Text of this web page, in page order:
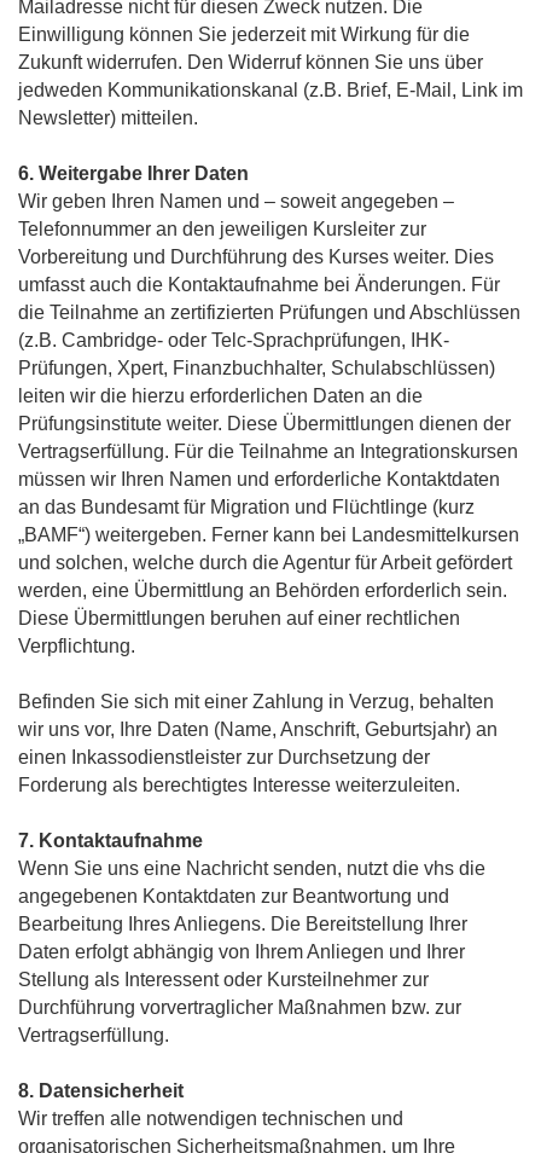
Mailadresse nicht für diesen Zweck nutzen. Die
Einwilligung können Sie jederzeit mit Wirkung für die
Zukunft widerrufen. Den Widerruf können Sie uns über
jedweden Kommunikationskanal (z.B. Brief, E-Mail, Link im
Newsletter) mitteilen.
6. Weitergabe Ihrer Daten
Wir geben Ihren Namen und – soweit angegeben –
Telefonnummer an den jeweiligen Kursleiter zur
Vorbereitung und Durchführung des Kurses weiter. Dies
umfasst auch die Kontaktaufnahme bei Änderungen. Für
die Teilnahme an zertifizierten Prüfungen und Abschlüssen
(z.B. Cambridge- oder Telc-Sprachprüfungen, IHK-
Prüfungen, Xpert, Finanzbuchhalter, Schulabschlüssen)
leiten wir die hierzu erforderlichen Daten an die
Prüfungsinstitute weiter. Diese Übermittlungen dienen der
Vertragserfüllung. Für die Teilnahme an Integrationskursen
müssen wir Ihren Namen und erforderliche Kontaktdaten
an das Bundesamt für Migration und Flüchtlinge (kurz
„BAMF“) weitergeben. Ferner kann bei Landesmittelkursen
und solchen, welche durch die Agentur für Arbeit gefördert
werden, eine Übermittlung an Behörden erforderlich sein.
Diese Übermittlungen beruhen auf einer rechtlichen
Verpflichtung.
Befinden Sie sich mit einer Zahlung in Verzug, behalten
wir uns vor, Ihre Daten (Name, Anschrift, Geburtsjahr) an
einen Inkassodienstleister zur Durchsetzung der
Forderung als berechtigtes Interesse weiterzuleiten.
7. Kontaktaufnahme
Wenn Sie uns eine Nachricht senden, nutzt die vhs die
angegebenen Kontaktdaten zur Beantwortung und
Bearbeitung Ihres Anliegens. Die Bereitstellung Ihrer
Daten erfolgt abhängig von Ihrem Anliegen und Ihrer
Stellung als Interessent oder Kursteilnehmer zur
Durchführung vorvertraglicher Maßnahmen bzw. zur
Vertragserfüllung.
8. Datensicherheit
Wir treffen alle notwendigen technischen und
organisatorischen Sicherheitsmaßnahmen, um Ihre